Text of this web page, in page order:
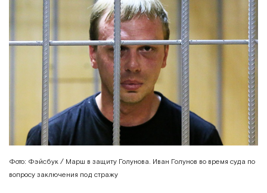
Фото: Фэйсбук / Марш в защиту Голунова. Иван Голунов во время суда по
вопросу заключения под стражу